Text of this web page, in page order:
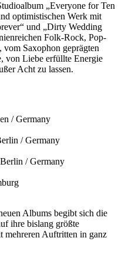
„Everyone for Ten
optimistischen Werk mit
und „Dirty Wedding
Folk-Rock, Pop-
Saxophon geprägten
von Liebe erfüllte Energie
Acht zu lassen.
/ Germany
/ Germany
/ Germany
Albums begibt sich die
ihre bislang größte
mehreren Auftritten in ganz